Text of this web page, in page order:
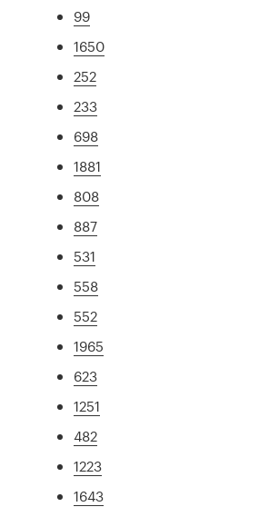
99
1650
252
233
698
1881
808
887
531
558
552
1965
623
1251
482
1223
1643